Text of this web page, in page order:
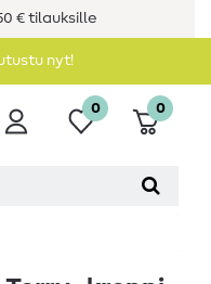
€ tilauksille
nyt!
0 0